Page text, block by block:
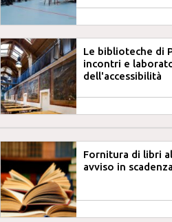
Le biblioteche di
incontri e
dell'accessibilità
Fornitura di libri
avviso in